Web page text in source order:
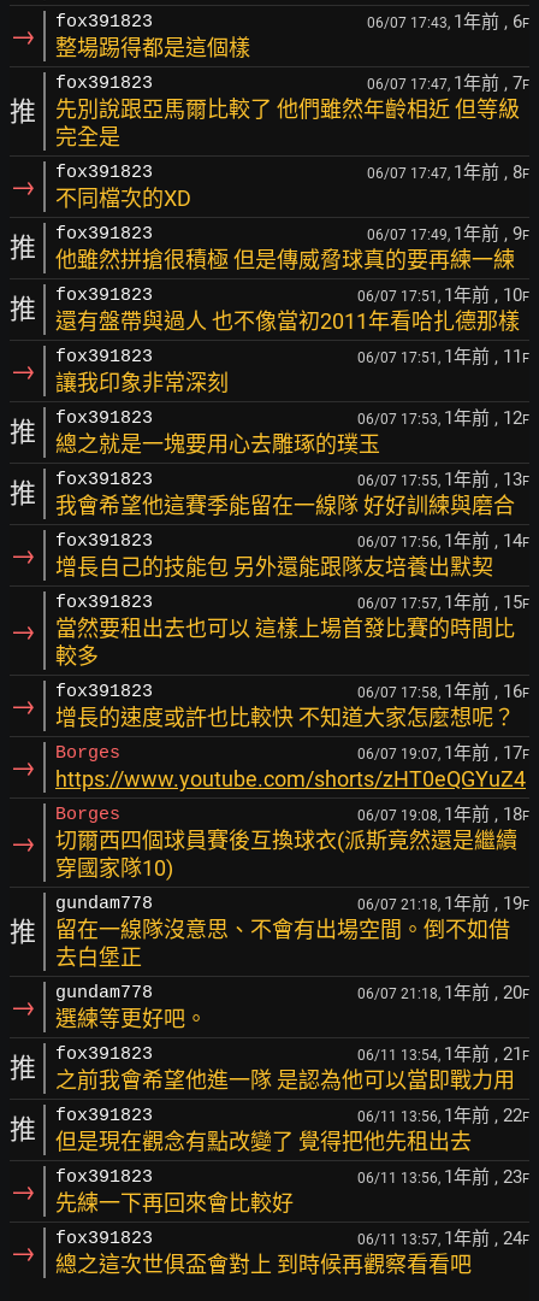
→ fox391823 06/07 17:43, 1年前 , 6F
整場踢得都是這個樣
推
fox391823 06/07 17:47, 1年前 , 7F
先別說跟亞馬爾比較了 他們雖然年齡相近 但等級
完全是
→ fox391823 06/07 17:47, 1年前 , 8F
不同檔次的XD
推 fox391823 06/07 17:49, 1年前 , 9F
他雖然拼搶很積極 但是傳威脅球真的要再練一練
推 fox391823 06/07 17:51, 1年前 , 10F
還有盤帶與過人 也不像當初2011年看哈扎德那樣
→ fox391823 06/07 17:51, 1年前 , 11 F
讓我印象非常深刻
推 fox391823 06/07 17:53, 1年前 , 12F
總之就是一塊要用心去雕琢的璞玉
推 fox391823 06/07 17:55, 1年前 , 13F
我會希望他這賽季能留在一線隊 好好訓練與磨合
→ fox391823 06/07 17:56, 1年前 , 14F
增長自己的技能包 另外還能跟隊友培養出默契
→
fox391823 06/07 17:57, 1年前 , 15F
當然要租出去也可以 這樣上場首發比賽的時間比
較多
→ fox391823 06/07 17:58, 1年前 , 16F
增長的速度或許也比較快 不知道大家怎麼想呢？
→ Borges 06/07 19:07, 1年前 , 17F
https://www.youtube.com/shorts/zHT0eQGYuZ4
→
Borges 06/07 19:08, 1年前 , 18F
切爾西四個球員賽後互換球衣(派斯竟然還是繼續
穿國家隊10)
推
gundam778 06/07 21:18, 1年前 , 19F
留在一線隊沒意思、不會有出場空間。倒不如借
去白堡正
→ gundam778 06/07 21:18, 1年前 , 20F
選練等更好吧。
推 fox391823 06/11 13:54, 1年前 , 21 F
之前我會希望他進一隊 是認為他可以當即戰力用
推 fox391823 06/11 13:56, 1年前 , 22F
但是現在觀念有點改變了 覺得把他先租出去
→ fox391823 06/11 13:56, 1年前 , 23F
先練一下再回來會比較好
→ fox391823 06/11 13:57, 1年前 , 24F
總之這次世俱盃會對上 到時候再觀察看看吧